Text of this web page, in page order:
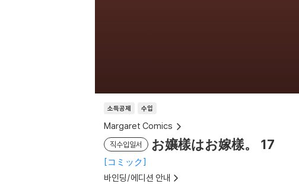
소득공제 수입
Margaret Comics
직수입일서 お孃樣はお嫁樣。 17
コミック
바인딩/에디션 안내